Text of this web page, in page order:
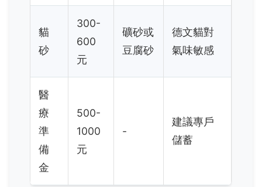
貓
砂
300-
600
元
礦砂或
豆腐砂
德文貓對
氣味敏感
醫
療
準
備
金
500-
1000
元
-
建議專戶
儲蓄